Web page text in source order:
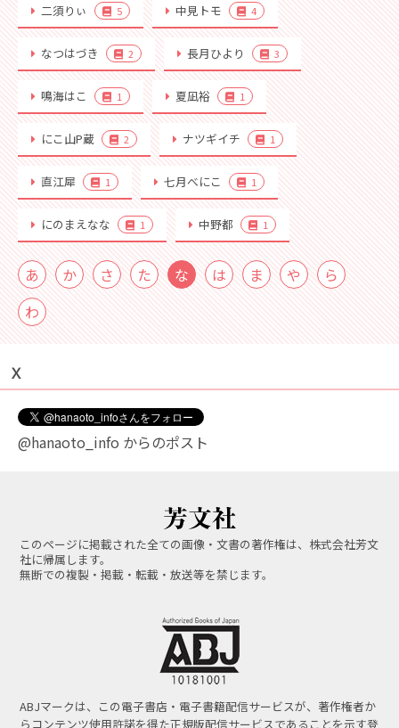
二須りぃ 5 中見トモ 4
なつはづき 2 長月ひより 3
鳴海はこ 1 夏凪裕 1
にこ山P蔵 2 ナツギイチ 1
直江犀 1 七月べにこ 1
にのまえなな 1 中野都 1
あ か さ た な は ま や
ら
わ
Ｘ
@hanaoto_info からのポスト
このページに掲載された全ての画像・文書の著作権は、株式会社芳文
社に帰属します。
無断での複製・掲載・転載・放送等を禁じます。
ABJマークは、この電子書店・電子書籍配信サービスが、著作権者か
らコンテンツ使用許諾を得た正規版配信サービスであることを示す登